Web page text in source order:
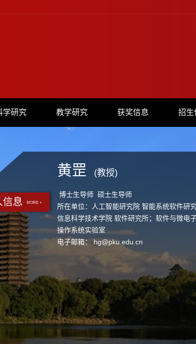
学研究 教学研究 获奖信息 招生
信息 MORE +
黄罡 (教授)
博士生导师 硕士生导师
所在单位：人工智能研究院 智能系统软件研究
信息科学技术学院 软件研究所；软件与微电
操作系统实验室
电子邮箱：
hg@pku.edu.cn